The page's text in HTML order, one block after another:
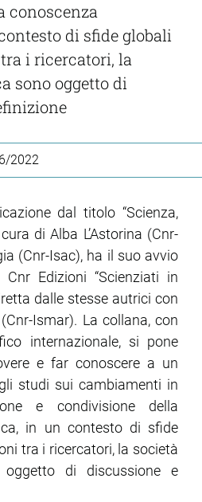
conoscenza
di sfide globali
i ricercatori, la
sono oggetto di
2022
dal titolo “Scienza,
di Alba L’Astorina (Cnr-
(Cnr-Isac), ha il suo avvio
Edizioni “Scienziati in
dalle stesse autrici con
Ismar). La collana, con
internazionale, si pone
e far conoscere a un
studi sui cambiamenti in
e condivisione della
in un contesto di sfide
tra i ricercatori, la società
di discussione e